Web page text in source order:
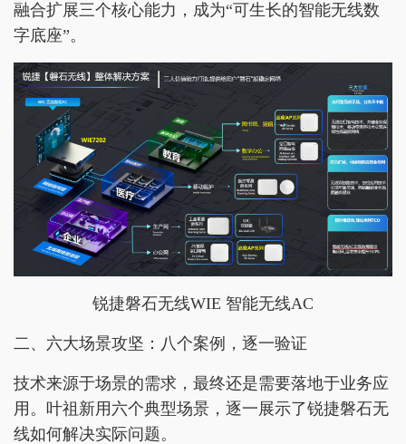
融合扩展三个核心能力，成为“可生长的智能无线数
字底座”。
锐捷磐石无线WIE 智能无线AC
二、六大场景攻坚：八个案例，逐一验证
技术来源于场景的需求，最终还是需要落地于业务应
用。叶祖新用六个典型场景，逐一展示了锐捷磐石无
线如何解决实际问题。